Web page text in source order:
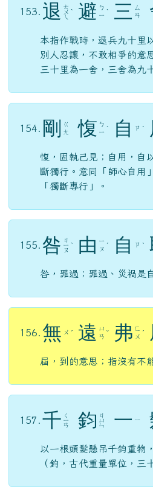
153. 退 ㄊ
ㄨ
ㄟ
ˋ 避 ㄅ
ㄧ ˋ 三 ㄙ
ㄢ
本指作戰時，退兵九十里
別人忍讓，不敢相爭的意
三十里為一舍，三舍為九
154. 剛
ㄍ
ㄤ
愎 ㄅ
ㄧ ˋ 自 ㄗ ˋ
愎，固執己見；自用，自
斷獨行。意同「師心自用
「獨斷專行」。
155. 咎 ㄐ
ㄧ
ㄡ
ˋ 由 ㄧ
ㄡ ˊ 自 ㄗ ˋ
咎，罪過；罪過、災禍是
156. 無 ㄨ ˊ 遠 ㄩ
ㄢ ˇ 弗 ㄈ
ㄨ ˊ
屆，到的意思；指沒有不
157. 千 ㄑ
ㄧ
ㄢ 鈞 ㄐ
ㄩ
ㄣ 一 ㄧ
以一根頭髮懸吊千鈞重物
（鈞，古代重量單位，三